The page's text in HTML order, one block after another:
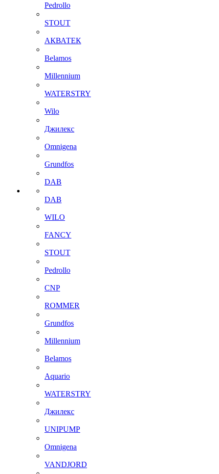
Pedrollo
STOUT
АКВАТЕК
Belamos
Millennium
WATERSTRY
Wilo
Джилекс
Omnigena
Grundfos
DAB
DAB
WILO
FANCY
STOUT
Pedrollo
CNP
ROMMER
Grundfos
Millennium
Belamos
Aquario
WATERSTRY
Джилекс
UNIPUMP
Omnigena
VANDJORD